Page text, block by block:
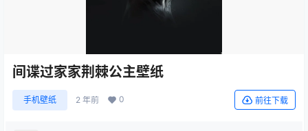
间谍过家家荆棘公主壁纸
手机壁纸 2 年前 0 前往下载